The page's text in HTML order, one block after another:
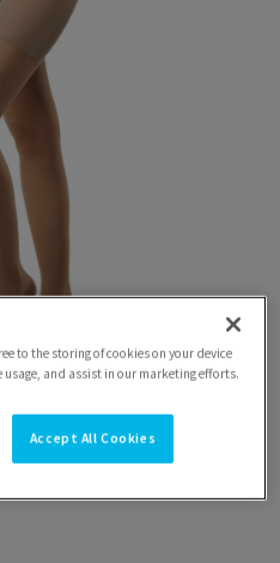
to the storing of cookies on your device
and assist in our marketing efforts.
Accept All Cookies